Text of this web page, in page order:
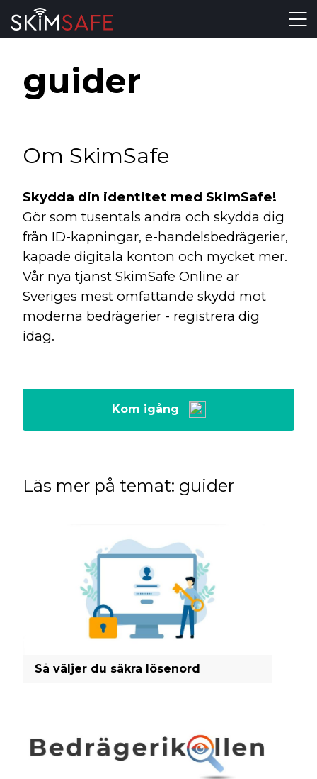
Skip to content
guider
Om SkimSafe
Skydda din identitet med SkimSafe!
Gör som tusentals andra och skydda dig
från ID-kapningar, e-handelsbedrägerier,
kapade digitala konton och mycket mer.
Vår nya tjänst SkimSafe Online är
Sveriges mest omfattande skydd mot
moderna bedrägerier - registrera dig
idag.
Kom igång
Läs mer på temat: guider
Så väljer du säkra lösenord